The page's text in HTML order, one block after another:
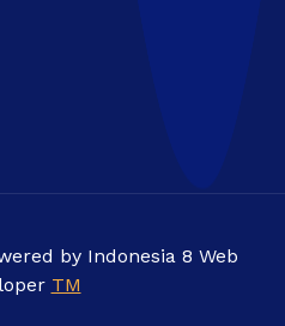
by Indonesia 8 Web
TM